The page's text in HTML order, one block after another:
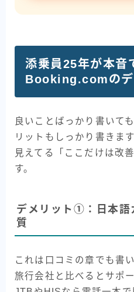
添乗員25年が本音
Booking.comのデ
良いことばっかり書いて
リットもしっかり書きま
見えてる「ここだけは改
す。
デメリット①：日本語
質
これは口コミの章でも書
旅行会社と比べるとサポ